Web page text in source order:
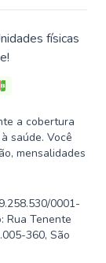
físicas
a cobertura
saúde. Você
mensalidades
0001-
Rua Tenente
360, São